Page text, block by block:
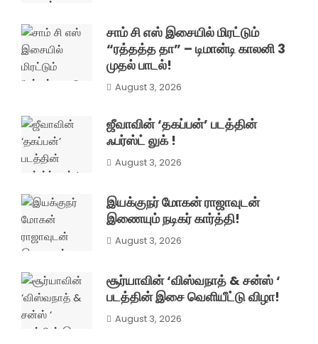
சாம் சி எஸ் இசையில் மிரட்டும்
“ரத்தத்த தா” – டிமான்டி காலனி 3
முதல் பாடல்!
August 3, 2026
ஜீவாவின் ‘தகப்பன்’ படத்தின்
ஃபர்ஸ்ட் லுக் !
August 3, 2026
இயக்குநர் மோகன் ராஜாவுடன்
இணையும் நடிகர் கார்த்தி!
August 3, 2026
சூர்யாவின் ‘விஸ்வநாத் & சன்ஸ் ‘
படத்தின் இசை வெளியீட்டு விழா!
August 3, 2026